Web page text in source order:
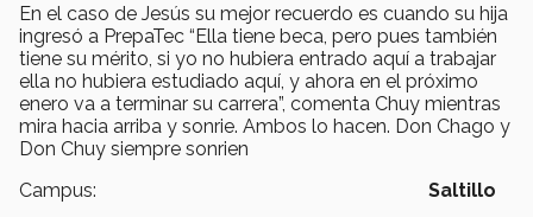
En el caso de Jesús su mejor recuerdo es cuando su hija
ingresó a PrepaTec “Ella tiene beca, pero pues también
tiene su mérito, si yo no hubiera entrado aquí a trabajar
ella no hubiera estudiado aquí, y ahora en el próximo
enero va a terminar su carrera”, comenta Chuy mientras
mira hacia arriba y sonrie. Ambos lo hacen. Don Chago y
Don Chuy siempre sonrien
Campus:
Saltillo